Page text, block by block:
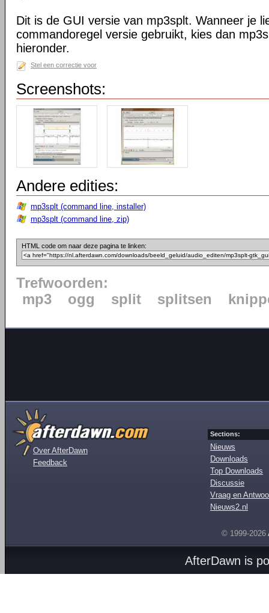
Dit is de GUI versie van mp3splt. Wanneer je
commandoregel versie gebruikt, kies dan
hieronder.
Stel een correctie voor
Screenshots:
Andere edities:
mp3splt (command line, installer)
mp3splt (command line, zip)
HTML code om naar deze pagina te linken:
Trefwoorden:
mp3
ogg split splitsen
Over AfterDawn
Feedback
Sections:
Nieuws
Downloads
Top Downloads
Discussie
Vraag en
Nieuws2.nl
© 1999-2026
AfterDawn is